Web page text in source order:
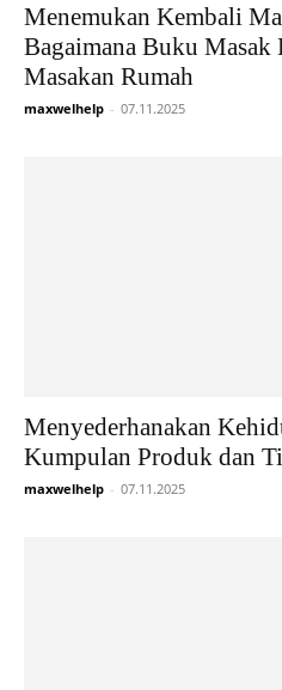
Menemukan Kembali
Bagaimana Buku Masak
Masakan Rumah
maxwelhelp - 07.11.2025
Menyederhanakan
Kumpulan Produk dan
maxwelhelp - 07.11.2025